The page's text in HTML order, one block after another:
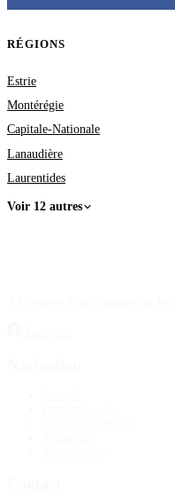
RÉGIONS
Estrie
Montérégie
Capitale-Nationale
Lanaudière
Laurentides
Voir 12 autres